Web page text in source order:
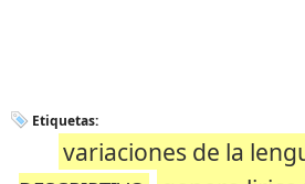
Etiquetas:
variaciones de la